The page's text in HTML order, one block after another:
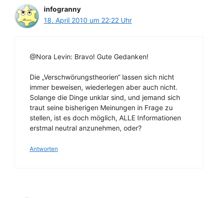
infogranny
18. April 2010 um 22:22 Uhr
@Nora Levin: Bravo! Gute Gedanken!
Die „Verschwörungstheorien“ lassen sich nicht
immer beweisen, wiederlegen aber auch nicht.
Solange die Dinge unklar sind, und jemand sich
traut seine bisherigen Meinungen in Frage zu
stellen, ist es doch möglich, ALLE Informationen
erstmal neutral anzunehmen, oder?
Antworten